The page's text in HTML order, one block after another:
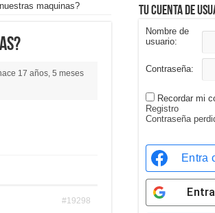
maquinas?
17 años, 5 meses
#19298
Tu cuenta de
Nombre de
usuario:
Contraseña:
Recordar mi
Registro
Contraseña
Entra